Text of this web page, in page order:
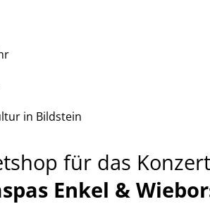
in Bildstein
für das
Enkel &